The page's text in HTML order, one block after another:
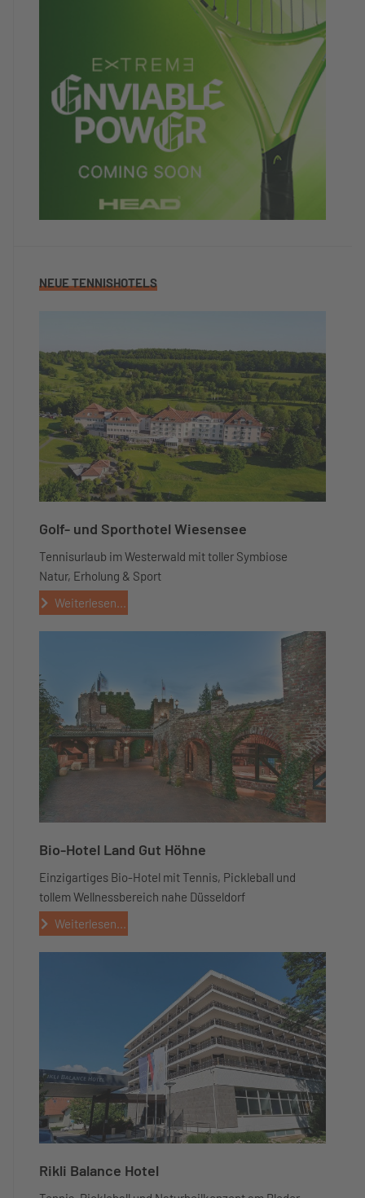
NEUE TENNISHOTELS
Golf- und Sporthotel Wiesensee
Tennisurlaub im Westerwald mit toller Symbiose
Natur, Erholung & Sport
Weiterlesen...
Bio-Hotel Land Gut Höhne
Einzigartiges Bio-Hotel mit Tennis, Pickleball und
tollem Wellnessbereich nahe Düsseldorf
Weiterlesen...
Rikli Balance Hotel